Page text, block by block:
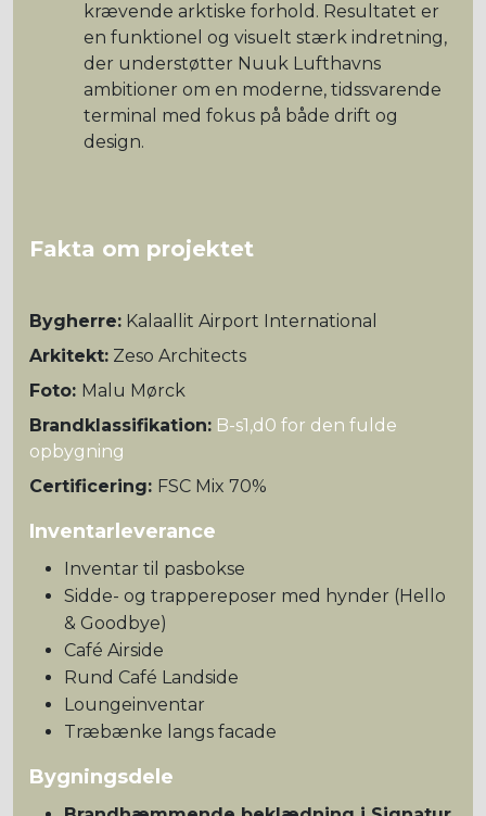
krævende arktiske forhold. Resultatet er
en funktionel og visuelt stærk indretning,
der understøtter Nuuk Lufthavns
ambitioner om en moderne, tidssvarende
terminal med fokus på både drift og
design.
Fakta om projektet
Bygherre: Kalaallit Airport International
Arkitekt: Zeso Architects
Foto: Malu Mørck
Brandklassifikation: B-s1,d0 for den fulde
opbygning
Certificering: FSC Mix 70%
Inventarleverance
Inventar til pasbokse
Sidde- og trappereposer med hynder (Hello
& Goodbye)
Café Airside
Rund Café Landside
Loungeinventar
Træbænke langs facade
Bygningsdele